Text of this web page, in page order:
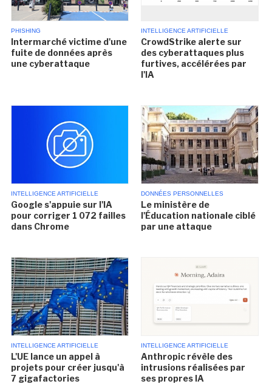
PHISHING
Intermarché victime d'une
fuite de données après
une cyberattaque
INTELLIGENCE ARTIFICIELLE
CrowdStrike alerte sur
des cyberattaques plus
furtives, accélérées par
l'IA
INTELLIGENCE ARTIFICIELLE
Google s'appuie sur l'IA
pour corriger 1 072 failles
dans Chrome
DONNÉES PERSONNELLES
Le ministère de
l'Éducation nationale ciblé
par une attaque
INTELLIGENCE ARTIFICIELLE
L'UE lance un appel à
projets pour créer jusqu'à
7 gigafactories
INTELLIGENCE ARTIFICIELLE
Anthropic révèle des
intrusions réalisées par
ses propres IA